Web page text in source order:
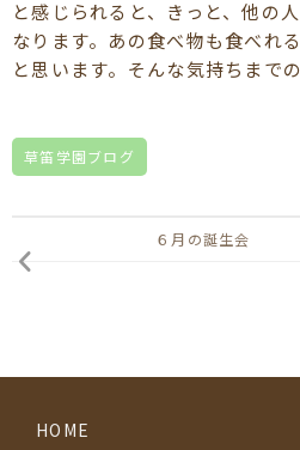
と感じられると、きっと、他の
なります。あの食べ物も食べれ
と思います。そんな気持ちまで
草笛学園ブログ
６月の誕生会
HOME